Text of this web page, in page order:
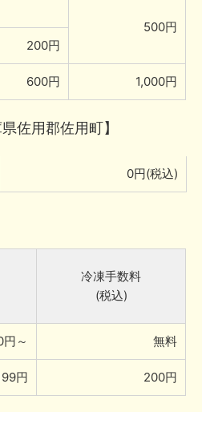
500円
200円
600円 1,000円
佐用郡佐用町】
0円(税込)
冷凍手数料
(税込)
円～ 無料
円 200円